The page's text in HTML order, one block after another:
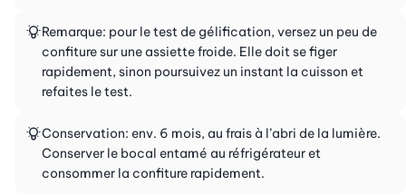
Remarque: pour le test de gélification, versez un peu de
confiture sur une assiette froide. Elle doit se figer
rapidement, sinon poursuivez un instant la cuisson et
refaites le test.
Conservation: env. 6 mois, au frais à l’abri de la lumière.
Conserver le bocal entamé au réfrigérateur et
consommer la confiture rapidement.